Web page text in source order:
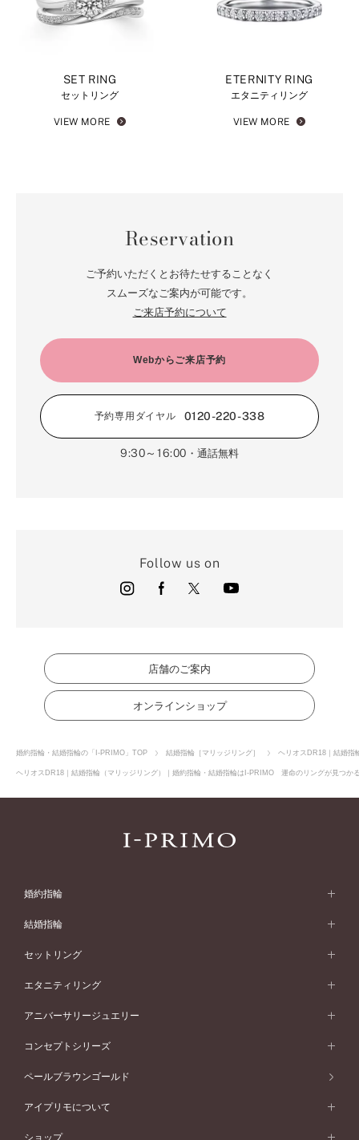
SET RING
セットリング
VIEW MORE
ETERNITY RING
エタニティリング
VIEW MORE
Reservation
ご予約いただくとお待たせすることなく
スムーズなご案内が可能です。
ご来店予約について
Webからご来店予約
予約専用ダイヤル 0120-220-338
9:30～16:00 ・通話無料
Follow us on
店舗のご案内
オンラインショップ
婚約指輪・結婚指輪の「I-PRIMO」TOP 結婚指輪［マリッジリング］ ヘリオスDR18｜結婚指
ヘリオスDR18｜結婚指輪（マリッジリング）｜婚約指輪・結婚指輪はI-PRIMO 運命のリングが見つか
婚約指輪
婚約指輪 (エンゲージリング)
婚約指輪一覧
ピンクゴールド
ペールブラウンゴールド
ウェーブライン
V字ライン
ワンサイドメレ
ダブルサイドメレ
シンプル
フェミニン
モード
50万円台～
40万円台～
結婚指輪
結婚指輪 (マリッジリング)
結婚指輪一覧
ピンクゴールド
ペールブラウンゴールド
ウェーブライン
V字ライン
ワンメレ
セベラルメレ
シンプル
セットリング
セットリング
セットリング一覧
ピンクゴールド
ペールブラウンゴールド
エタニティリング
エタニティリング
エタニティリング一覧
アニバーサリージュエリー
アニバーサリージュエリー
アニバーサリージュエリー一覧
コンセプトシリーズ
コンセプトシリーズ
オリジンビリーフ
ペールブラウンゴールド
アイプリモについて
アイプリモについて
ショップ